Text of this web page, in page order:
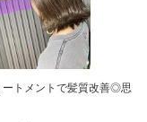
ートメントで髪質改善◎思